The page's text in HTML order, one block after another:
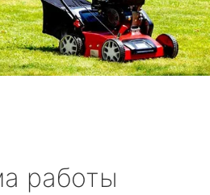
работы